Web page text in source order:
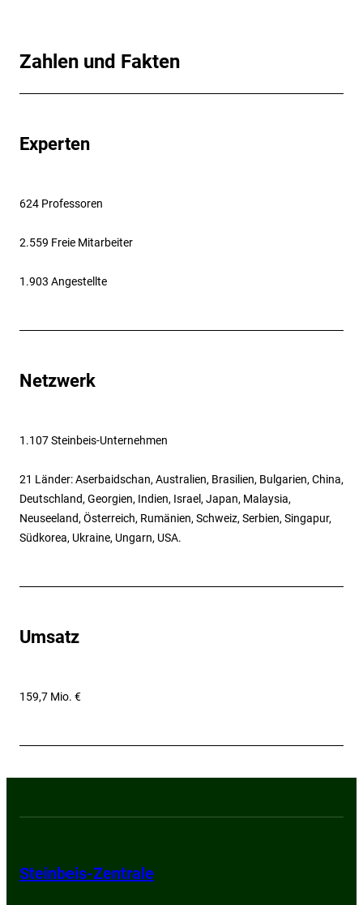
Zahlen und Fakten
Experten
624 Professoren
2.559 Freie Mitarbeiter
1.903 Angestellte
Netzwerk
1.107 Steinbeis-Unternehmen
21 Länder: Aserbaidschan, Australien, Brasilien, Bulgarien, China,
Deutschland, Georgien, Indien, Israel, Japan, Malaysia,
Neuseeland, Österreich, Rumänien, Schweiz, Serbien, Singapur,
Südkorea, Ukraine, Ungarn, USA.
Umsatz
159,7 Mio. €
Steinbeis-Zentrale